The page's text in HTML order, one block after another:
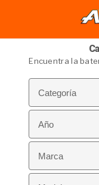
Encuentra la